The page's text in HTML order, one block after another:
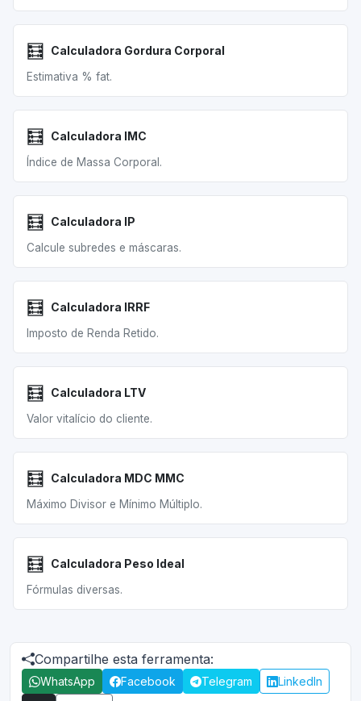
🧮 Calculadora Gordura Corporal
Estimativa % fat.
🧮 Calculadora IMC
Índice de Massa Corporal.
🧮 Calculadora IP
Calcule subredes e máscaras.
🧮 Calculadora IRRF
Imposto de Renda Retido.
🧮 Calculadora LTV
Valor vitalício do cliente.
🧮 Calculadora MDC MMC
Máximo Divisor e Mínimo Múltiplo.
🧮 Calculadora Peso Ideal
Fórmulas diversas.
Compartilhe esta ferramenta:
WhatsApp Facebook Telegram
LinkedIn